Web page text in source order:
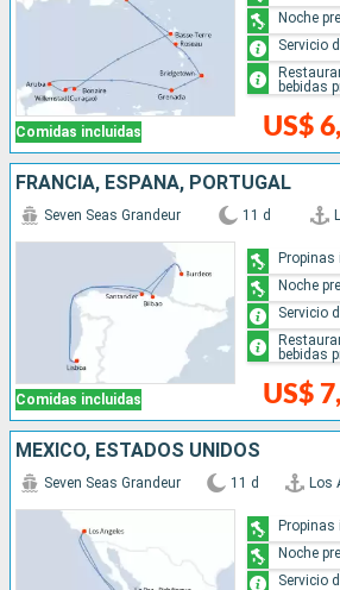
Comidas incluidas US$
Noche
Servicio
bebidas
FRANCIA, ESPAÑA, PORTUGAL
Comidas incluidas
Seven Seas Grandeur 11 d
US$
Noche
Servicio
bebidas
MÉXICO, ESTADOS UNIDOS
Seven Seas Grandeur 11 d Los
Noche
Servicio